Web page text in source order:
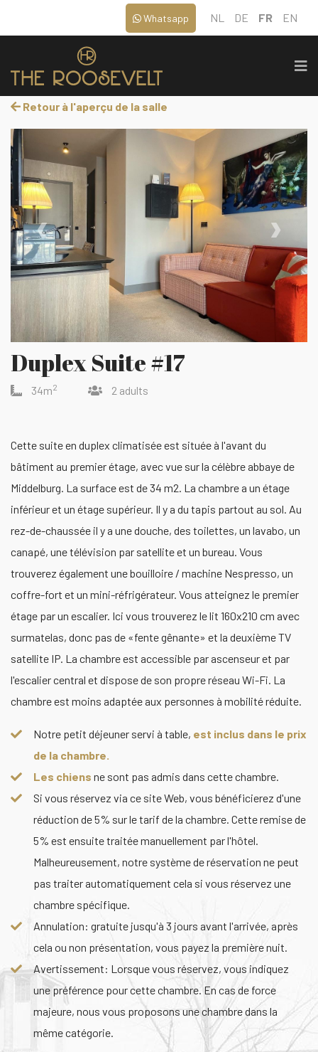
NL DE FR EN
Whatsapp
Retour à l'aperçu de la salle
‹ ›
Duplex Suite #17
34m2 2 adults
Cette suite en duplex climatisée est située à l'avant du
bâtiment au premier étage, avec vue sur la célèbre abbaye de
Middelburg. La surface est de 34 m2. La chambre a un étage
inférieur et un étage supérieur. Il y a du tapis partout au sol. Au
rez-de-chaussée il y a une douche, des toilettes, un lavabo, un
canapé, une télévision par satellite et un bureau. Vous
trouverez également une bouilloire / machine Nespresso, un
coffre-fort et un mini-réfrigérateur. Vous atteignez le premier
étage par un escalier. Ici vous trouverez le lit 160x210 cm avec
surmatelas, donc pas de «fente gênante» et la deuxième TV
satellite IP. La chambre est accessible par ascenseur et par
l'escalier central et dispose de son propre réseau Wi-Fi. La
chambre est moins adaptée aux personnes à mobilité réduite.
Notre petit déjeuner servi à table, est inclus dans le prix
de la chambre.
Les chiens ne sont pas admis dans cette chambre.
Si vous réservez via ce site Web, vous bénéficierez d'une
réduction de 5% sur le tarif de la chambre. Cette remise de
5% est ensuite traitée manuellement par l'hôtel.
Malheureusement, notre système de réservation ne peut
pas traiter automatiquement cela si vous réservez une
chambre spécifique.
Annulation: gratuite jusqu'à 3 jours avant l'arrivée, après
cela ou non présentation, vous payez la première nuit.
Avertissement: Lorsque vous réservez, vous indiquez
une préférence pour cette chambre. En cas de force
majeure, nous vous proposons une chambre dans la
même catégorie.